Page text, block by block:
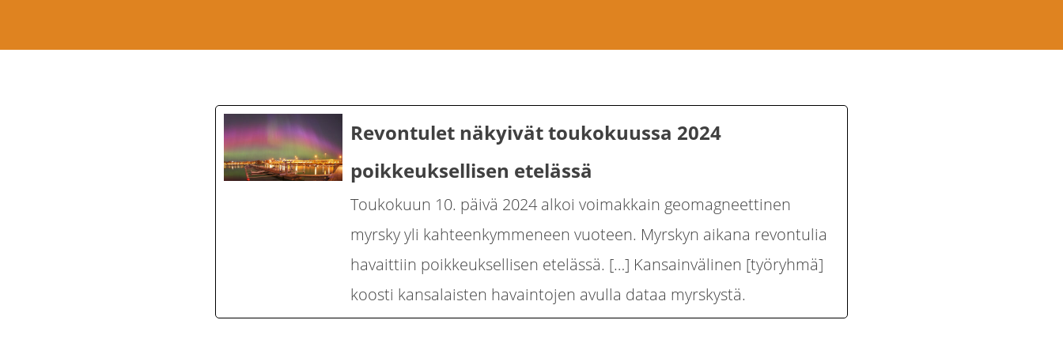
Revontulet näkyivät toukokuussa 2024
poikkeuksellisen etelässä
Toukokuun 10. päivä 2024 alkoi voimakkain geomagneettinen
myrsky yli kahteenkymmeneen vuoteen. Myrskyn aikana revontulia
havaittiin poikkeuksellisen etelässä. […] Kansainvälinen [työryhmä]
koosti kansalaisten havaintojen avulla dataa myrskystä.